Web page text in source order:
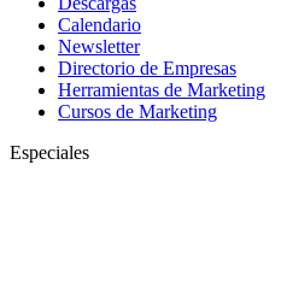
Calendario
Newsletter
Directorio de Empresas
Herramientas de Marketing
Cursos de Marketing
Especiales